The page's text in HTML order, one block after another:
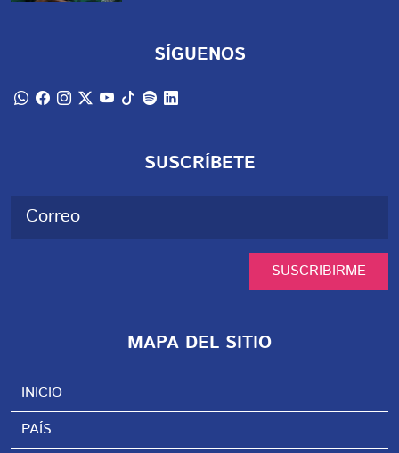
SÍGUENOS
SUSCRÍBETE
SUSCRIBIRME
MAPA DEL SITIO
INICIO
PAÍS